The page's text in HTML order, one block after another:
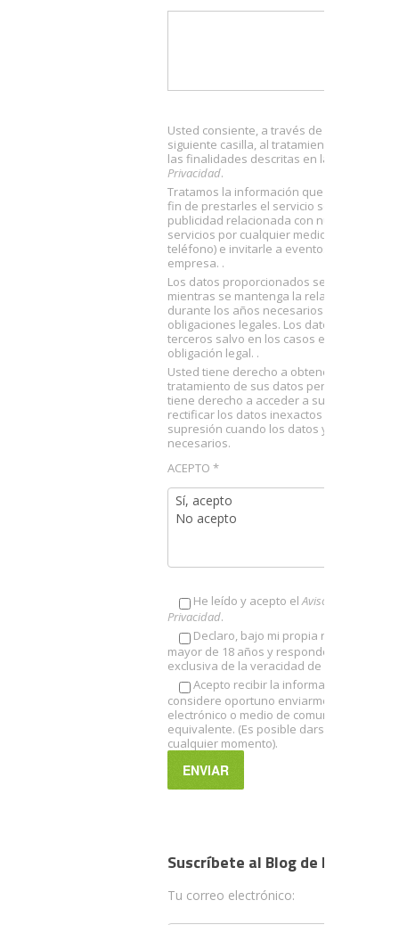
Usted consiente, a través de la
siguiente casilla, al tratamiento de sus
las finalidades descritas en la
Privacidad.
Tratamos la información que nos facilita
fin de prestarles el servicio solicitado,
publicidad relacionada con nuestros
servicios por cualquier medio (postal,
teléfono) e invitarle a eventos
empresa. .
Los datos proporcionados se conservarán
mientras se mantenga la relación
durante los años necesarios para cumplir
obligaciones legales. Los datos no se
terceros salvo en los casos en que exista
obligación legal. .
Usted tiene derecho a obtener
tratamiento de sus datos personales por
tiene derecho a acceder a sus datos
rectificar los datos inexactos o solicitar su
supresión cuando los datos ya no sean
necesarios.
ACEPTO *
He leído y acepto elAviso Legal
Privacidad.
Declaro, bajo mi propia
mayor de 18 años y respondo de manera
exclusiva de la veracidad de dicha
Acepto recibir la información que la
considere oportuno enviarme por correo
electrónico o medio de comunicación
equivalente. (Es posible darse de baja en
cualquier momento).
Suscríbete al Blog de Hebreo
Tu correo electrónico: